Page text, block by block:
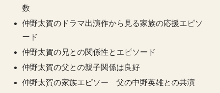
数
仲野太賀のドラマ出演作から見る家族の応援エピソ
ード
仲野太賀の兄との関係性とエピソード
仲野太賀の父との親子関係は良好
仲野太賀の家族エピソー 父の中野英雄との共演